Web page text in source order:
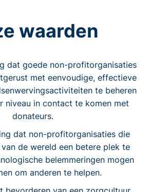
waarden
dat goede non-profitorganisaties
met eenvoudige, effectieve
te beheren
niveau in contact te komen met
donateurs.
dat non-profitorganisaties die
de wereld een betere plek te
belemmeringen mogen
om anderen te helpen.